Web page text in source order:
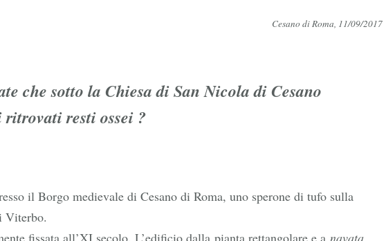
Cesano di Roma, 11/09/2017
che sotto la Chiesa di San Nicola di Cesano
ritrovati resti ossei ?
il Borgo medievale di Cesano di Roma, uno sperone di tufo sulla
Viterbo.
fissata all’XI secolo. L’edificio dalla pianta rettangolare e a navata